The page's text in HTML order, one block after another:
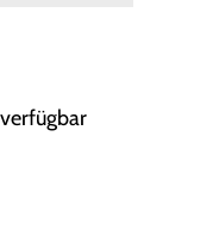
verfügbar